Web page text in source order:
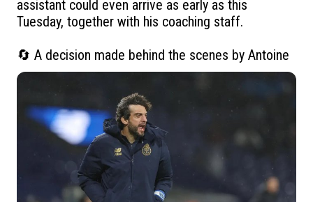
assistant could even arrive as early as this
Tuesday, together with his coaching staff.
🔄 A decision made behind the scenes by Antoine